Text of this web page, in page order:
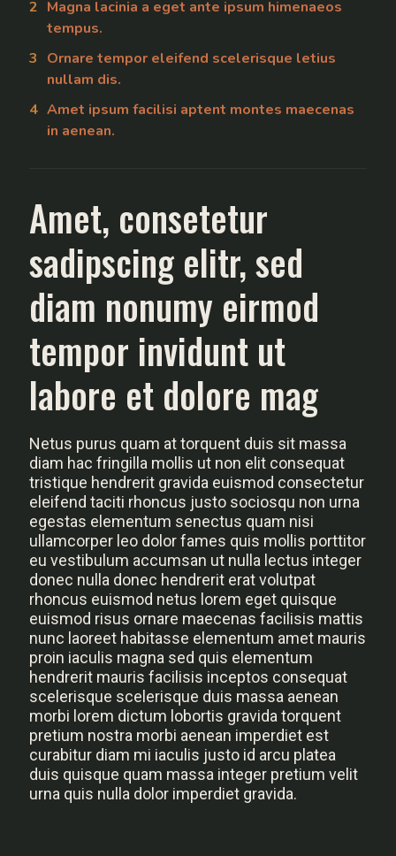
Magna lacinia a eget ante ipsum himenaeos
tempus.
Ornare tempor eleifend scelerisque letius
nullam dis.
Amet ipsum facilisi aptent montes maecenas
in aenean.
Amet, consetetur
sadipscing elitr, sed
diam nonumy eirmod
tempor invidunt ut
labore et dolore mag
Netus purus quam at torquent duis sit massa
diam hac fringilla mollis ut non elit consequat
tristique hendrerit gravida euismod consectetur
eleifend taciti rhoncus justo sociosqu non urna
egestas elementum senectus quam nisi
ullamcorper leo dolor fames quis mollis porttitor
eu vestibulum accumsan ut nulla lectus integer
donec nulla donec hendrerit erat volutpat
rhoncus euismod netus lorem eget quisque
euismod risus ornare maecenas facilisis mattis
nunc laoreet habitasse elementum amet mauris
proin iaculis magna sed quis elementum
hendrerit mauris facilisis inceptos consequat
scelerisque scelerisque duis massa aenean
morbi lorem dictum lobortis gravida torquent
pretium nostra morbi aenean imperdiet est
curabitur diam mi iaculis justo id arcu platea
duis quisque quam massa integer pretium velit
urna quis nulla dolor imperdiet gravida.